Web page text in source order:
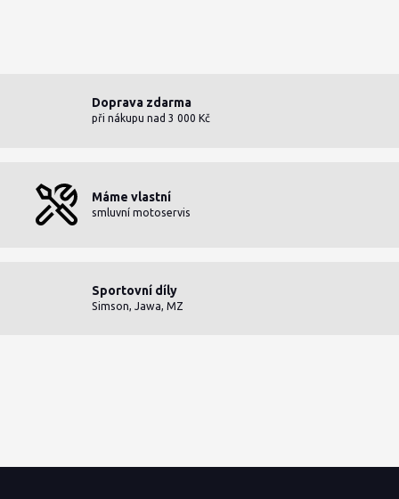
Doprava zdarma
při nákupu nad 3 000 Kč
Máme vlastní
smluvní motoservis
Sportovní díly
Simson, Jawa, MZ